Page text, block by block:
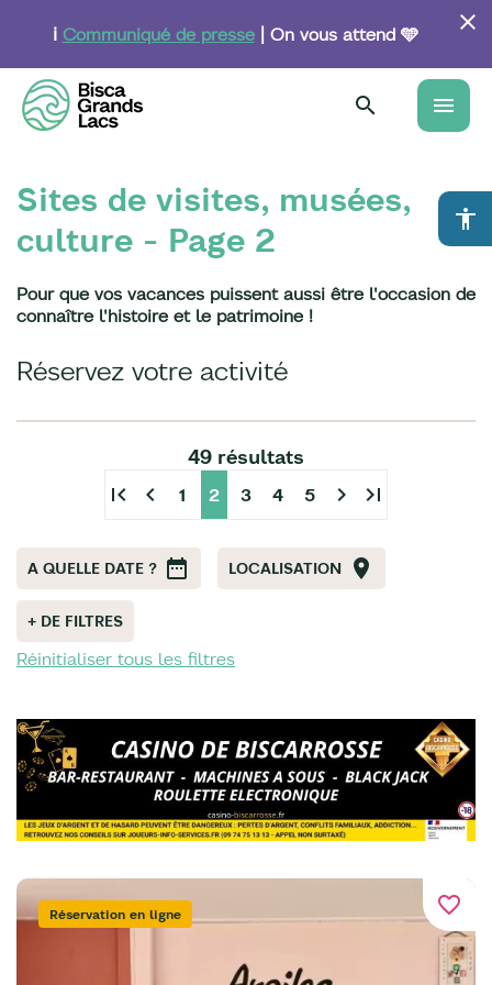
principal
ℹ️ Communiqué de presse| On vous attend 🩵
menu
accessibility
Sites de visites, musées,
culture - Page 2
Pour que vos vacances puissent aussi être l'occasion de
connaître l'histoire et le patrimoine !
Réservez votre activité
49 résultats
first_page chevron_left 1 2 3 4 5 chevron_right last_page
A QUELLE DATE ? LOCALISATION
+ DE FILTRES
Réinitialiser tous les filtres
favorite_border
Réservation en ligne